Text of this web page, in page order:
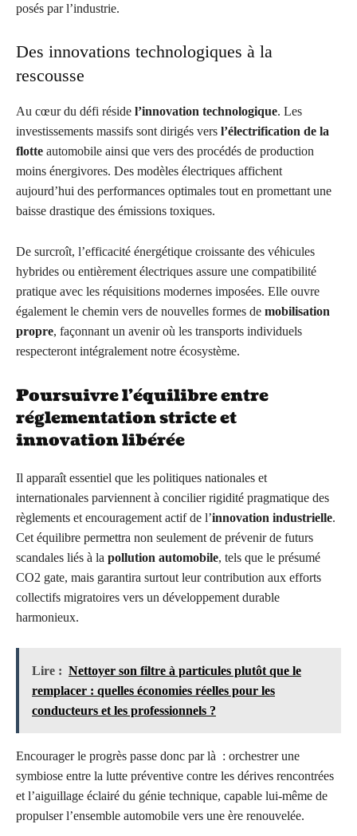
posés par l’industrie.
Des innovations technologiques à la
rescousse
Au cœur du défi réside l’innovation technologique. Les
investissements massifs sont dirigés vers l’électrification de la
flotte automobile ainsi que vers des procédés de production
moins énergivores. Des modèles électriques affichent
aujourd’hui des performances optimales tout en promettant une
baisse drastique des émissions toxiques.
De surcroît, l’efficacité énergétique croissante des véhicules
hybrides ou entièrement électriques assure une compatibilité
pratique avec les réquisitions modernes imposées. Elle ouvre
également le chemin vers de nouvelles formes de mobilisation
propre, façonnant un avenir où les transports individuels
respecteront intégralement notre écosystème.
Poursuivre l’équilibre entre
réglementation stricte et
innovation libérée
Il apparaît essentiel que les politiques nationales et
internationales parviennent à concilier rigidité pragmatique des
règlements et encouragement actif de l’innovation industrielle.
Cet équilibre permettra non seulement de prévenir de futurs
scandales liés à la pollution automobile, tels que le présumé
CO2 gate, mais garantira surtout leur contribution aux efforts
collectifs migratoires vers un développement durable
harmonieux.
Lire : Nettoyer son filtre à particules plutôt que le
remplacer : quelles économies réelles pour les
conducteurs et les professionnels ?
Encourager le progrès passe donc par là : orchestrer une
symbiose entre la lutte préventive contre les dérives rencontrées
et l’aiguillage éclairé du génie technique, capable lui-même de
propulser l’ensemble automobile vers une ère renouvelée.